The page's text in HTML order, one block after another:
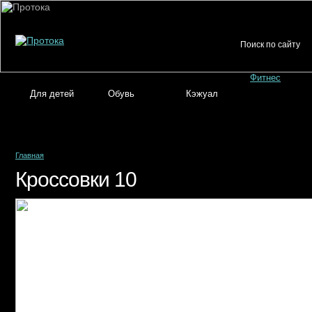
Для детей Обувь Кэжуал
Фитнес
Главная
Кроссовки 10